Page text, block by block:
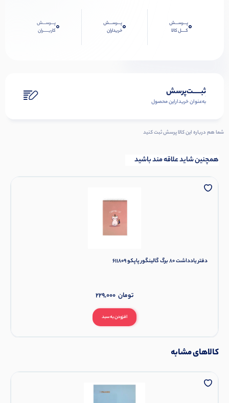
0پـــرســـش
کــــل کالا
0پـــرســـش
خریداران
0پـــرســـش
کاربـــــران
ثبـــــت‌پرسش
به‌عنوان ‌خریدار‌این‌ محصول
شما هم درباره این کالا پرسش ثبت کنید
همچنین شاید علاقه مند باشید
دفتر یادداشت 80 برگ گالینگور پاپکو 611809
افزودن به سبد
229,000 تومان
کالاهای مشابه